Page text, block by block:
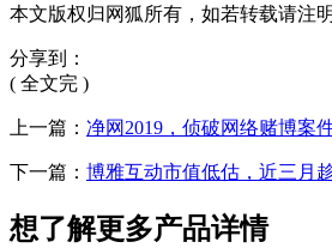
本文版权归网狐所有，如若转载请注
分享到：
( 全文完 )
上一篇： 净网2019，侦破网络赌博案
下一篇： 博雅互动市值低估，近三月
想了解更多产品详情